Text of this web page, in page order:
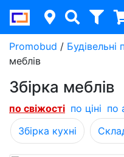
Promobud / Будівельні
меблів
Збірка меблів
по свіжості по ціні по
Збірка кухні